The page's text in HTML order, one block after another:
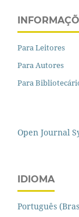
Para Leitores
Para Autores
Para
Open Journal
IDIOMA
Português